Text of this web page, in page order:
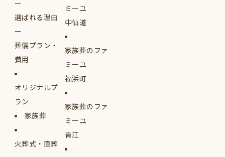
選ばれる理由
葬儀プラン・
費用
オリジナルプ
ラン
家族葬
火葬式・直葬
ミーユ
中仙道
家族葬のファ
ミーユ
福浜町
家族葬のファ
ミーユ
青江